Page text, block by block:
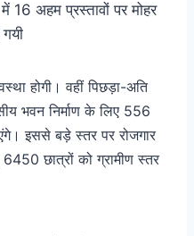
अहम प्रस्तावों पर मोहर
होगी। वहीं पिछड़ा-अति
भवन निर्माण के लिए 556
इससे बड़े स्तर पर रोजगार
छात्रों को ग्रामीण स्तर